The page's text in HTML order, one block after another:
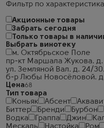
Фильтр по
Акционные товары
Забрать сегодня
Только товары в
Выбрать винотеку
м. Октябрьское Поле
пр-кт Маршала Жукова. д.
ул. Земляной Вал. д. 24/30.
б-р Любы Новосёловой. д.
Цена
Тип товара
Коньяк
Абсент
Биттер
Бренди Бурбон
Водка
Граппа Джин